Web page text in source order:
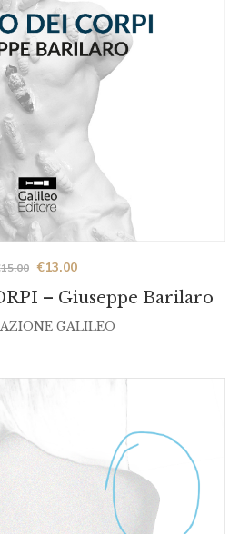
– Giuseppe Barilaro
15.00 Original
prezzo
was:
€13.00Current
prezzo
is:
GALILEO